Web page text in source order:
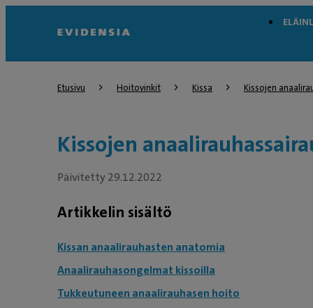
Etusivu Hoitovinkit Kissa Kissojen
Kissojen
Päivitetty 29.12.2022
Artikkelin sisältö
Kissan anaalirauhasten anatomia
Anaalirauhasongelmat kissoilla
Tukkeutuneen anaalirauhasen hoito